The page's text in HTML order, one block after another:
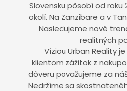
Slovensku pôsobí od roku
okolí. Na Zanzibare a v
Nasledujeme nové
realitných
Víziou Urban Reality
klientom zážitok z
dôveru považujeme za
Nedržíme sa